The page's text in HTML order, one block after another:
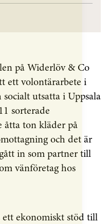
på Widerlöv & Co
ett volontärarbete i
utsatta i Uppsala
sorterade
åtta ton kläder på
och det är
in som partner till
vänföretag hos
ett ekonomiskt stöd till